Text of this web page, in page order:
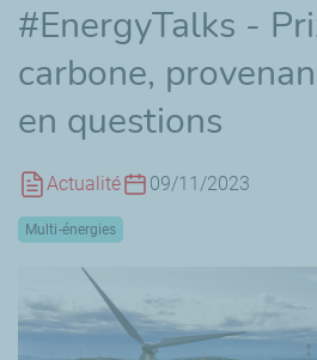
#EnergyTalks -
carbone,
en questions
Actualité 09/11/2023
Multi-énergies